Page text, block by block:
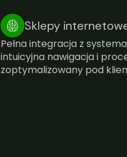
Sklepy
Pełna integracja z
intuicyjna nawigacja i
zoptymalizowany pod